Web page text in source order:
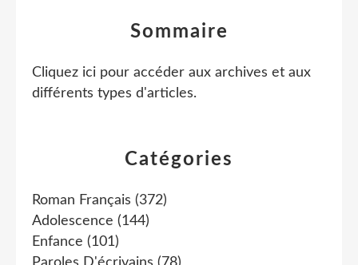
Catégories
Roman Français (372)
Adolescence (144)
Enfance (101)
Sommaire
Cliquez ici pour accéder aux archives et aux
différents types d'articles.